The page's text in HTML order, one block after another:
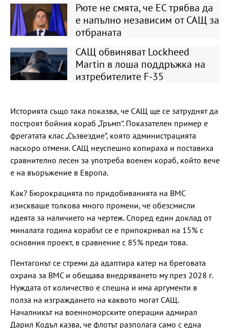
Рюте не смята, че ЕС трябва да
е напълно независим от САЩ за
отбраната
САЩ обвиняват Lockheed
Martin в лоша поддръжка на
изтребителите F-35
Историята също така показва, че САЩ ще се затруднят да
построят бойния кораб „Тръмп“. Показателен пример е
фрегатата клас „Съзвездие“, която администрацията
наскоро отмени. САЩ неуспешно копираха и поставиха
сравнително лесен за употреба военен кораб, който вече
е на въоръжение в Европа.
Как? Бюрокрацията по придобиванията на ВМС
изискваше толкова много промени, че обезсмисли
идеята за наличието на чертеж. Според един доклад от
миналата година корабът се е припокривал на 15% с
основния проект, в сравнение с 85% преди това.
Пентагонът се стреми да адаптира катер на бреговата
охрана за ВМС и обещава внедряването му през 2028 г.
Нуждата от количество е спешна и има аргументи в
полза на изграждането на каквото могат САЩ.
Началникът на военноморските операции адмирал
Дарил Кодъл казва, че флотът разполага само с една